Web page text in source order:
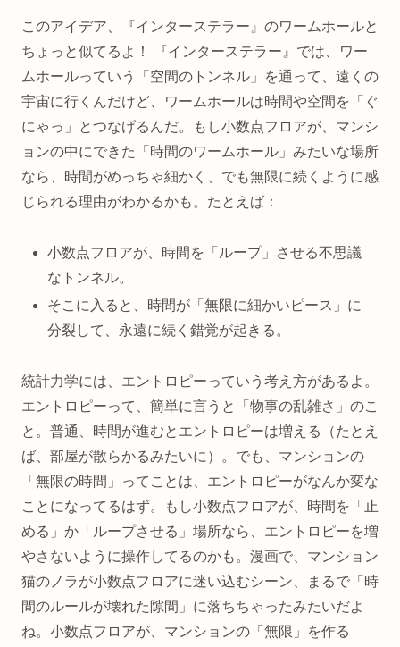
このアイデア、『インターステラー』のワームホールと
ちょっと似てるよ！ 『インターステラー』では、ワー
ムホールっていう「空間のトンネル」を通って、遠くの
宇宙に行くんだけど、ワームホールは時間や空間を「ぐ
にゃっ」とつなげるんだ。もし小数点フロアが、マンシ
ョンの中にできた「時間のワームホール」みたいな場所
なら、時間がめっちゃ細かく、でも無限に続くように感
じられる理由がわかるかも。たとえば：
小数点フロアが、時間を「ループ」させる不思議
なトンネル。
そこに入ると、時間が「無限に細かいピース」に
分裂して、永遠に続く錯覚が起きる。
統計力学には、エントロピーっていう考え方があるよ。
エントロピーって、簡単に言うと「物事の乱雑さ」のこ
と。普通、時間が進むとエントロピーは増える（たとえ
ば、部屋が散らかるみたいに）。でも、マンションの
「無限の時間」ってことは、エントロピーがなんか変な
ことになってるはず。もし小数点フロアが、時間を「止
める」か「ループさせる」場所なら、エントロピーを増
やさないように操作してるのかも。漫画で、マンション
猫のノラが小数点フロアに迷い込むシーン、まるで「時
間のルールが壊れた隙間」に落ちちゃったみたいだよ
ね。小数点フロアが、マンションの「無限」を作る